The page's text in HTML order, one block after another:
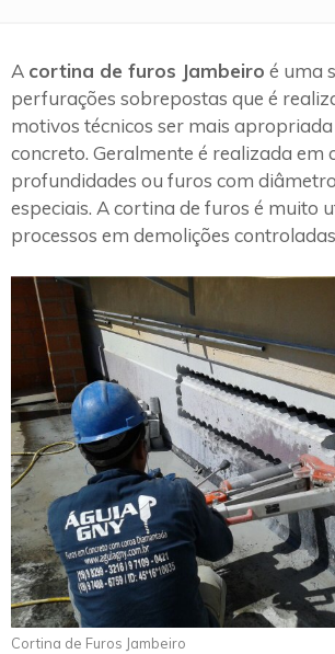
A cortina de furos Jambeiro é uma
perfurações sobrepostas que é
motivos técnicos ser mais
concreto. Geralmente é realizada em
profundidades ou furos com
especiais. A cortina de furos é muito
processos em demolições
Cortina de Furos Jambeiro